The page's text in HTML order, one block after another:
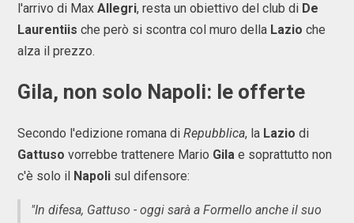
l'arrivo di Max Allegri, resta un obiettivo del club di De
Laurentiis che però si scontra col muro della Lazio che
alza il prezzo.
Gila, non solo Napoli: le offerte
Secondo l'edizione romana di Repubblica, la Lazio di
Gattuso vorrebbe trattenere Mario Gila e soprattutto non
c'è solo il Napoli sul difensore:
"In difesa, Gattuso - oggi sarà a Formello anche il suo